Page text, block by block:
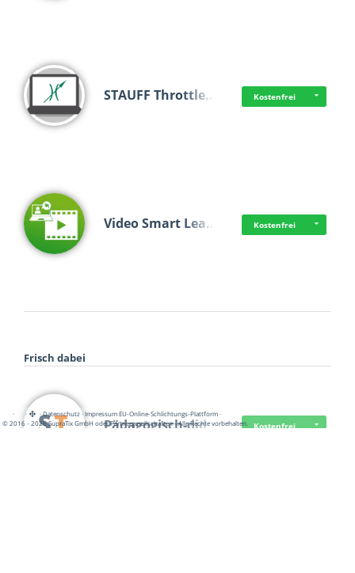
STAUFF Throttle… Kostenfrei
Video Smart Lea… Kostenfrei
Frisch dabei
Pädagogisch-did… Kostenfrei
· · ·Datenschutz·Impressum EU-Online-Schlichtungs-Plattform·
© 2016 - 2026 SupraTix GmbH oder Partnergesellschaften - Alle Rechte vorbehalten.